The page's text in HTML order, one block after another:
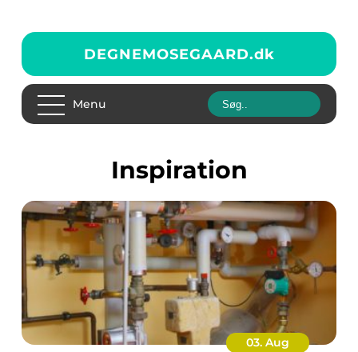
DEGNEMOSEGAARD.dk
Menu
inspiration
03. Aug